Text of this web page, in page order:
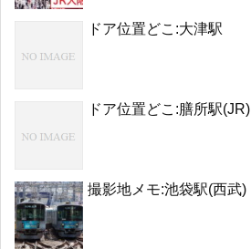
ドア位置どこ:大津駅
ドア位置どこ:膳所駅(JR)
撮影地メモ:池袋駅(西武)